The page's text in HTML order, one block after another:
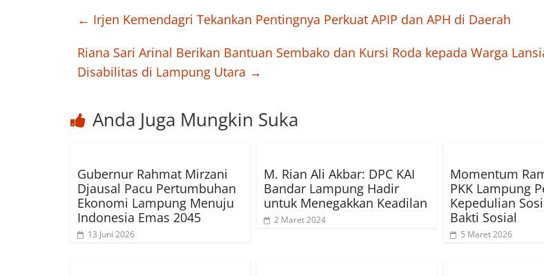
← Irjen Kemendagri Tekankan Pentingnya Perkuat APIP dan APH di Daerah
Riana Sari Arinal Berikan Bantuan Sembako dan Kursi Roda kepada Warga
Disabilitas di Lampung Utara →
Anda Juga Mungkin Suka
Gubernur Rahmat Mirzani
Djausal Pacu Pertumbuhan
Ekonomi Lampung Menuju
Indonesia Emas 2045
13 Juni 2026
M. Rian Ali Akbar: DPC KAI
Bandar Lampung Hadir
untuk Menegakkan Keadilan
2 Maret 2024
Momentum
PKK Lampung
Kepedulian
Bakti Sosial
5 Maret 2026